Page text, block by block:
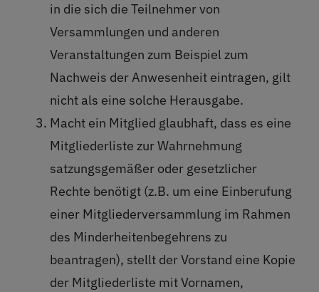
in die sich die Teilnehmer von
Versammlungen und anderen
Veranstaltungen zum Beispiel zum
Nachweis der Anwesenheit eintragen, gilt
nicht als eine solche Herausgabe.
Macht ein Mitglied glaubhaft, dass es eine
Mitgliederliste zur Wahrnehmung
satzungsgemäßer oder gesetzlicher
Rechte benötigt (z.B. um eine Einberufung
einer Mitgliederversammlung im Rahmen
des Minderheitenbegehrens zu
beantragen), stellt der Vorstand eine Kopie
der Mitgliederliste mit Vornamen,